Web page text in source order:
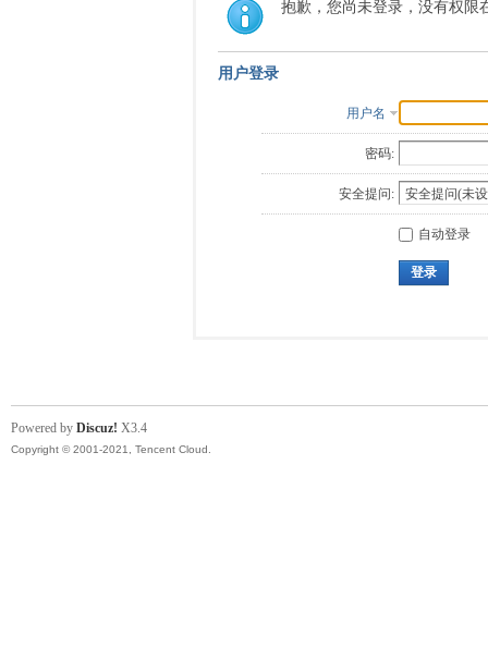
抱歉，您尚未登录，没有权限
用户登录
用户名
密码:
安全提问:
自动登录
登录
Powered by Discuz! X3.4
Copyright © 2001-2021, Tencent Cloud.